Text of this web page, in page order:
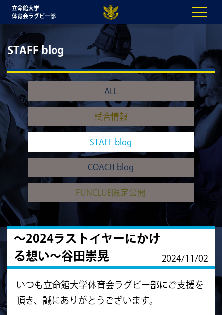
立命館大学
体育会ラグビー部
STAFF blog
ALL
試合情報
STAFF blog
COACH blog
FUNCLUB限定公開
～2024ラストイヤーにかけ
る想い～谷田崇晃
2024/11/02
いつも立命館大学体育会ラグビー部にご支援を
頂き、誠にありがとうございます。